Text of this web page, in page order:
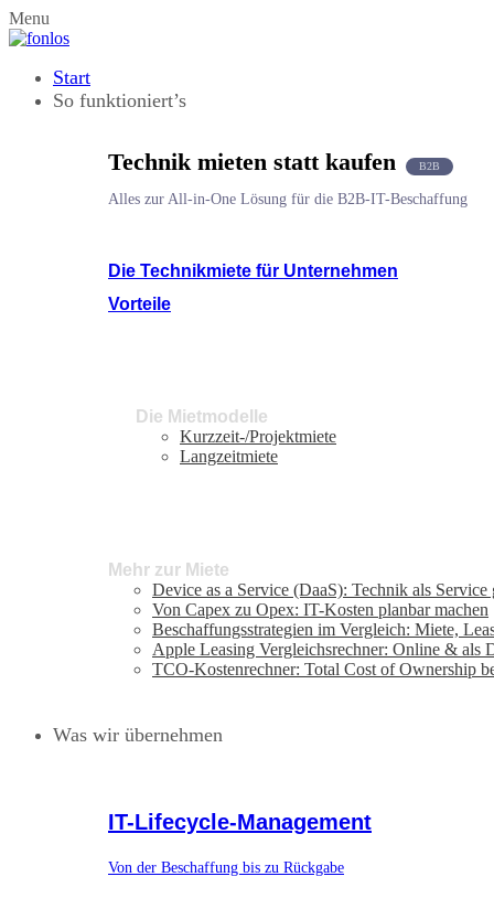
Menu
Start
So funktioniert’s
Technik mieten statt kaufen B2B
Alles zur All-in-One Lösung für die B2B-IT-Beschaffung
Die Technikmiete für Unternehmen
Vorteile
Die Mietmodelle
Kurzzeit-/Projektmiete
Langzeitmiete
Mehr zur Miete
Device as a Service (DaaS): Technik als Service
Von Capex zu Opex: IT-Kosten planbar machen
Beschaffungsstrategien im Vergleich: Miete,
Apple Leasing Vergleichsrechner: Online & als
TCO-Kostenrechner: Total Cost of Ownership
Was wir übernehmen
IT-Lifecycle-Management
Von der Beschaffung bis zu Rückgabe